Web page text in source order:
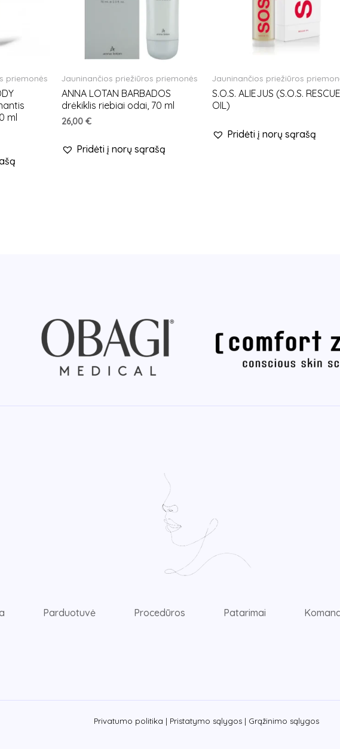
priemonės
ml
Jauninančios priežiūros priemonės
ANNA LOTAN BARBADOS
drėkiklis riebiai odai, 70 ml
26,00€
Pridėti į norų sąrašą
Jauninančios priežiūros
S.O.S. ALIEJUS (S.O.S. RESCUE
OIL)
Pridėti į norų sąrašą
Parduotuvė Procedūros Patarimai
Privatumo politika | Pristatymo sąlygos | Grąžinimo sąlygos